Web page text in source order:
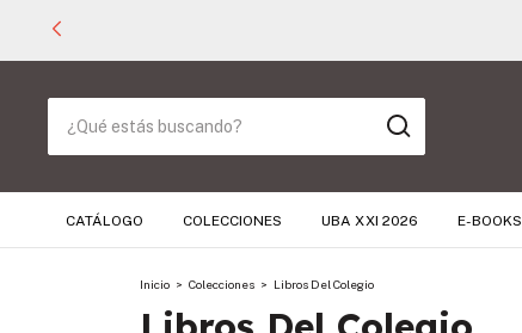
CATÁLOGO COLECCIONES UBA XXI 2026 E-BOOKS
Inicio > Colecciones > Libros Del Colegio